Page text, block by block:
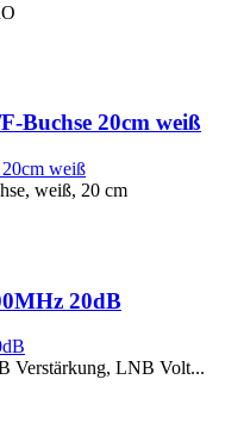
Buchse 20cm weiß
weiß, 20 cm
20dB
Verstärkung, LNB Volt...